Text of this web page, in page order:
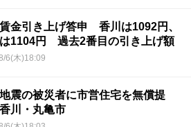
金引き上げ答申 香川は1092円、
1104円 過去2番目の引き上げ額
6(木)18:09
震の被災者に市営住宅を無償提
川・丸亀市